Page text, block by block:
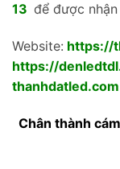
13 để được
Website: https://
https://
thanhdatled.com
Chân thành